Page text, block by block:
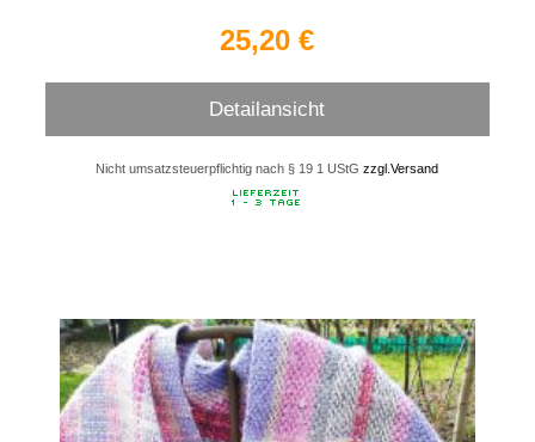
25,20 €
Detailansicht
Nicht umsatzsteuerpflichtig nach § 19 1 UStGzzgl.Versand